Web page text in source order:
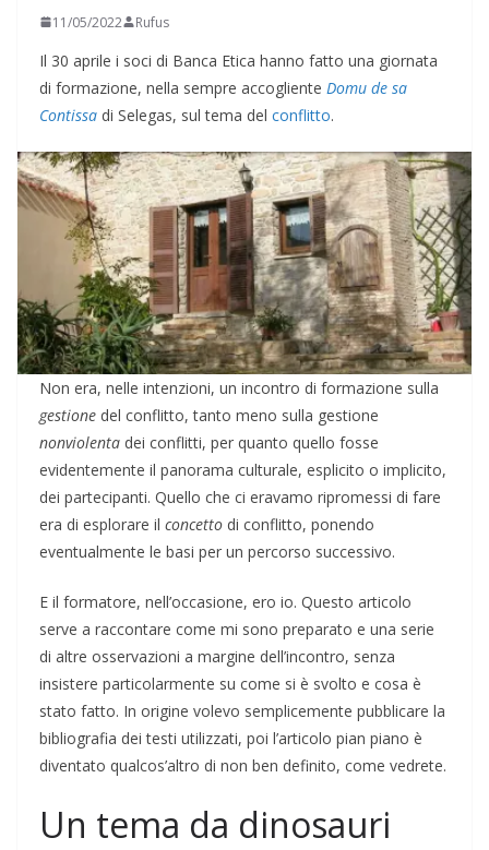
11/05/2022 Rufus
Il 30 aprile i soci di Banca Etica hanno fatto una giornata
di formazione, nella sempre accogliente Domu de sa
Contissa di Selegas, sul tema del conflitto.
Non era, nelle intenzioni, un incontro di formazione sulla
gestione del conflitto, tanto meno sulla gestione
nonviolenta dei conflitti, per quanto quello fosse
evidentemente il panorama culturale, esplicito o implicito,
dei partecipanti. Quello che ci eravamo ripromessi di fare
era di esplorare il concetto di conflitto, ponendo
eventualmente le basi per un percorso successivo.
E il formatore, nell’occasione, ero io. Questo articolo
serve a raccontare come mi sono preparato e una serie
di altre osservazioni a margine dell’incontro, senza
insistere particolarmente su come si è svolto e cosa è
stato fatto. In origine volevo semplicemente pubblicare la
bibliografia dei testi utilizzati, poi l’articolo pian piano è
diventato qualcos’altro di non ben definito, come vedrete.
Un tema da dinosauri